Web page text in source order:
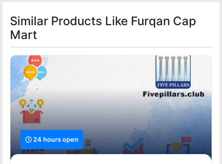
Similar Products Like Furqan Cap
Mart
24 hours open